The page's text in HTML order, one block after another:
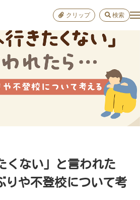
くない」と言われた
や不登校について考
クリップ 検索
おすすめ
進路